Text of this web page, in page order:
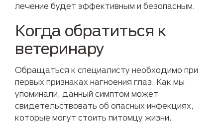
лечение будет эффективным и безопасным.
Когда обратиться к
ветеринару
Обращаться к специалисту необходимо при
первых признаках нагноения глаз. Как мы
упоминали, данный симптом может
свидетельствовать об опасных инфекциях,
которые могут стоить питомцу жизни.